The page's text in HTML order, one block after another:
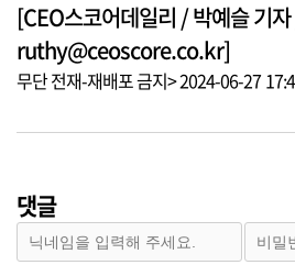
[CEO스코어데일리 / 박예슬 기
ruthy@ceoscore.co.kr]
무단 전재-재배포 금지> 2024-06-27
댓글